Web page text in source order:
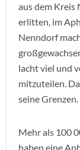
aus dem Kreis
erlitten, im
Nenndorf
lacht viel und
mitzuteilen.
seine Grenzen.
Mehr als 100
haben eine